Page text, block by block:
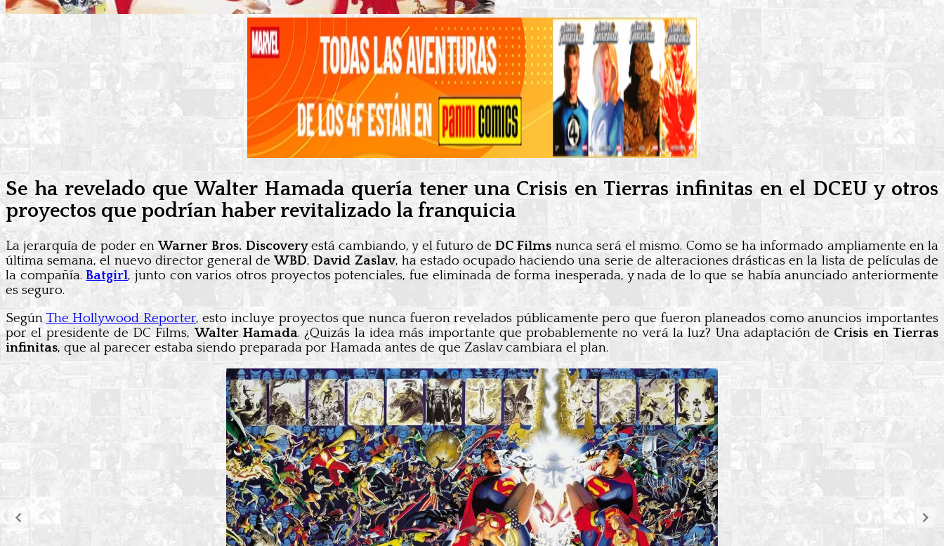
Se ha revelado que Walter Hamada quería tener una Crisis en Tierras infinitas en el DCEU y otros
proyectos que podrían haber revitalizado la franquicia
La jerarquía de poder enWarner Bros. Discoveryestá cambiando, y el futuro deDC Films nunca será el mismo. Como se ha informado ampliamente en la
última semana, el nuevo director general deWBD,David Zaslav, ha estado ocupado haciendo una serie de alteraciones drásticas en la lista de películas de
la compañía.Batgirl, junto con varios otros proyectos potenciales, fue eliminada de forma inesperada, y nada de lo que se había anunciado anteriormente
es seguro.
SegúnThe Hollywood Reporter, esto incluye proyectos que nunca fueron revelados públicamente pero que fueron planeados como anuncios importantes
por el presidente de DC Films,Walter Hamada. ¿Quizás la idea más importante que probablemente no verá la luz? Una adaptación de Crisis en Tierras
infinitas, que al parecer estaba siendo preparada por Hamada antes de que Zaslav cambiara el plan.